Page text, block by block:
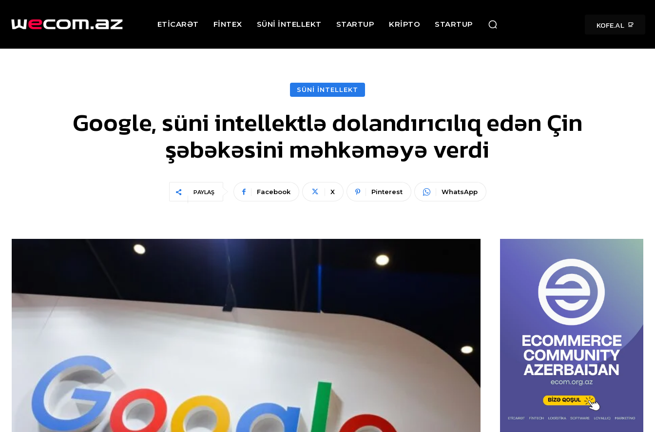
ETİCARƏT FİNTEX SÜNİ İNTELLEKT STARTUP KRİPTO STARTUP KOFE.AL
SÜNİ İNTELLEKT
Google, süni intellektlə dolandırıcılıq edən Çin
şəbəkəsini məhkəməyə verdi
PAYLAŞ Facebook X Pinterest WhatsApp